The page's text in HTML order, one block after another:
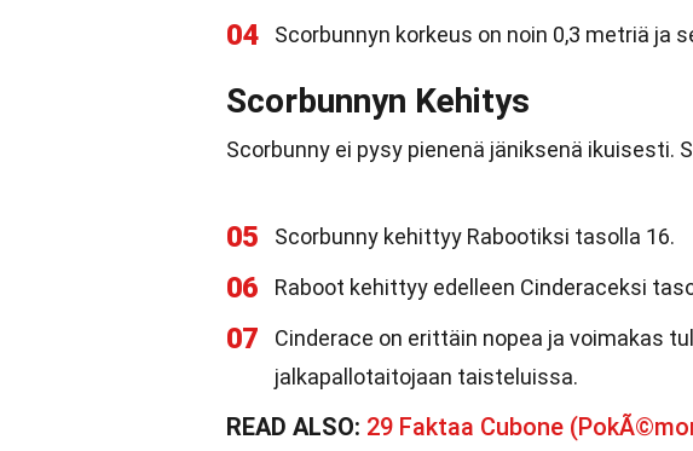
04 Scorbunnyn korkeus on noin 0,3 metriä ja
Scorbunnyn Kehitys
Scorbunny ei pysy pienenä jäniksenä ikuisesti.
05 Scorbunny kehittyy Rabootiksi tasolla 16.
06 Raboot kehittyy edelleen Cinderaceksi
07
Cinderace on erittäin nopea ja voimakas
jalkapallotaitojaan taisteluissa.
READ ALSO: 29 Faktaa Cubone